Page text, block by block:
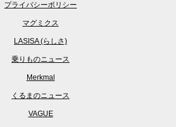
プライバシーポリシー
マグミクス
LASISA (らしさ)
乗りものニュース
Merkmal
くるまのニュース
VAGUE